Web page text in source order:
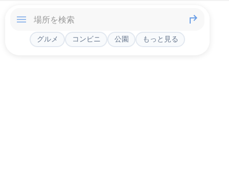
グルメ コンビニ 公園 もっと見る